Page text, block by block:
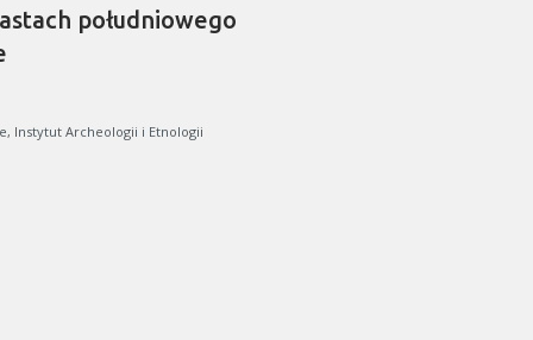
południowego
Instytut Archeologii i Etnologii